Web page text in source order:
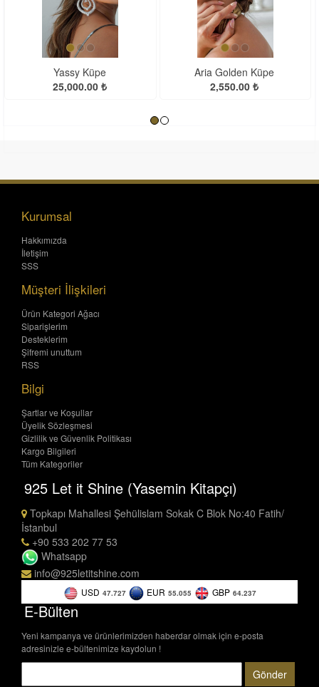
Yassy Küpe
25,000.00 ₺
Aria Golden Küpe
2,550.00 ₺
Kurumsal
Hakkımızda
İletişim
SSS
Müşteri İlişkileri
Ürün Kategori Ağacı
Siparişlerim
Desteklerim
Şifremi unuttum
RSS
Bilgi
Şartlar ve Koşullar
Üyelik Sözleşmesi
Gizlilik ve Güvenlik Politikası
Kargo Bilgileri
Tüm Kategoriler
925 Let it Shine (Yasemin Kitapçı)
Topkapı Mahallesi Şehülislam Sokak C Blok No:40 Fatih/
İstanbul
+90 533 202 77 53
Whatsapp
info@925letitshine.com
USD 47.727 EUR 55.055 GBP 64.237
E-Bülten
Yeni kampanya ve ürünlerimizden haberdar olmak için e-posta
adresinizle e-bültenimize kaydolun !
Gönder